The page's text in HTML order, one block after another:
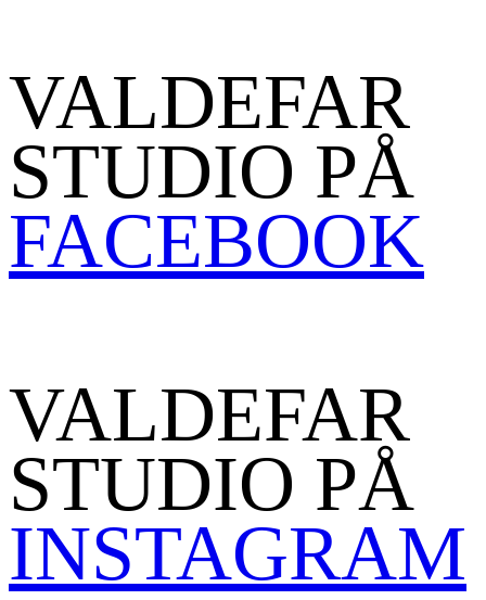
VALDEFAR
STUDIO PÅ
FACEBOOK
VALDEFAR
STUDIO PÅ
INSTAGRAM